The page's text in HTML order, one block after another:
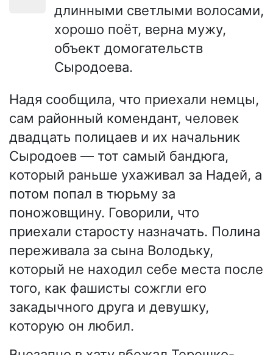
длинными светлыми волосами,
хорошо поёт, верна мужу,
объект домогательств
Сыродоева.
Надя сообщила, что приехали немцы,
сам районный комендант, человек
двадцать полицаев и их начальник
Сыродоев — тот самый бандюга,
который раньше ухаживал за Надей, а
потом попал в тюрьму за
поножовщину. Говорили, что
приехали старосту назначать. Полина
переживала за сына Володьку,
который не находил себе места после
того, как фашисты сожгли его
закадычного друга и девушку,
которую он любил.